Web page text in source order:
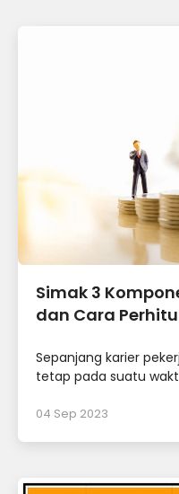
Simak 3
dan Cara
Sepanjang karier
tetap pada suatu
04 Sep 2023